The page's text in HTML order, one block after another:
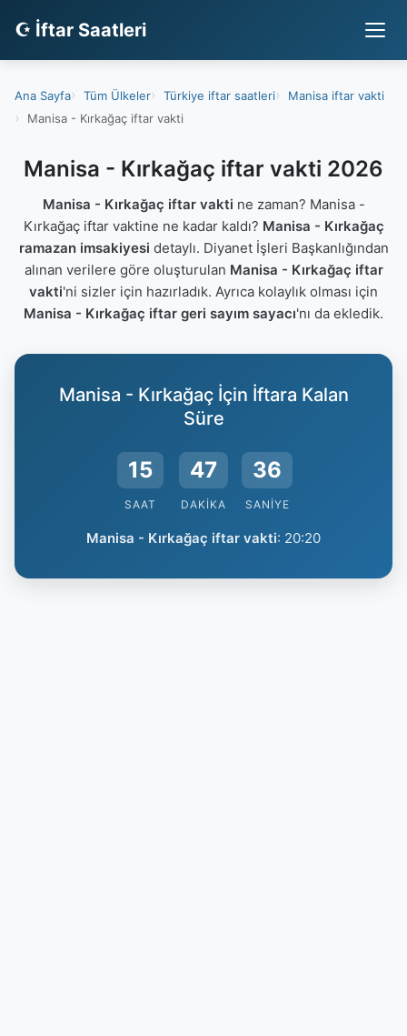
☪ İftar Saatleri
Ana Sayfa Tüm Ülkeler Türkiye iftar saatleri
Manisa iftar vakti
Manisa - Kırkağaç iftar vakti
Manisa - Kırkağaç iftar vakti 2026
Manisa - Kırkağaç iftar vakti ne zaman? Manisa -
Kırkağaç iftar vaktine ne kadar kaldı? Manisa - Kırkağaç
ramazan imsakiyesi detaylı. Diyanet İşleri Başkanlığından
alınan verilere göre oluşturulan Manisa - Kırkağaç iftar
vakti'ni sizler için hazırladık. Ayrıca kolaylık olması için
Manisa - Kırkağaç iftar geri sayım sayacı'nı da ekledik.
Manisa - Kırkağaç İçin İftara Kalan
Süre
15
SAAT
47
DAKIKA
35
SANIYE
Manisa - Kırkağaç iftar vakti: 20:20